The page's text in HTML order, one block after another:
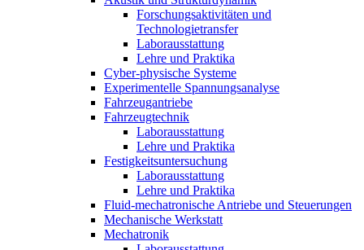
Forschungsaktivitäten und
Technologietransfer
Laborausstattung
Lehre und Praktika
Cyber-physische Systeme
Experimentelle Spannungsanalyse
Fahrzeugantriebe
Fahrzeugtechnik
Laborausstattung
Lehre und Praktika
Festigkeitsuntersuchung
Laborausstattung
Lehre und Praktika
Fluid-mechatronische Antriebe und Steuerungen
Mechanische Werkstatt
Mechatronik